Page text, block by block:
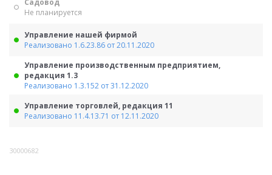
Садовод
Не планируется
Управление нашей фирмой
Реализовано 1.6.23.86 от 20.11.2020
Управление производственным предприятием,
редакция 1.3
Реализовано 1.3.152 от 31.12.2020
Управление торговлей, редакция 11
Реализовано 11.4.13.71 от 12.11.2020
30000682